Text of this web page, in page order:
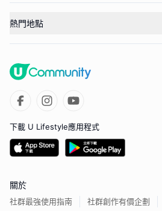
熱門地點
下載 U Lifestyle應用程式
關於
社群最強使用指南 社群創作有價企劃